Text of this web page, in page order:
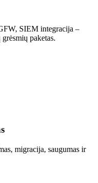
SIEM integracija –
paketas.
migracija, saugumas ir